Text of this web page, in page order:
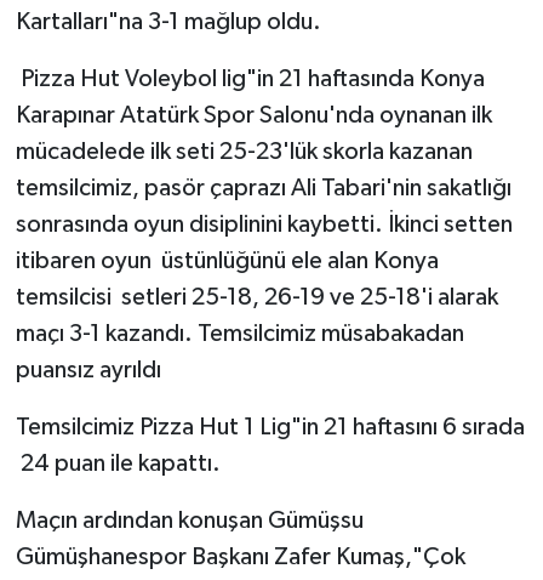
Kartalları"na 3-1 mağlup oldu.
Pizza Hut Voleybol lig"in 21 haftasında Konya
Karapınar Atatürk Spor Salonu'nda oynanan ilk
mücadelede ilk seti 25-23'lük skorla kazanan
temsilcimiz, pasör çaprazı Ali Tabari'nin sakatlığı
sonrasında oyun disiplinini kaybetti. İkinci setten
itibaren oyun üstünlüğünü ele alan Konya
temsilcisi setleri 25-18, 26-19 ve 25-18'i alarak
maçı 3-1 kazandı. Temsilcimiz müsabakadan
puansız ayrıldı
Temsilcimiz Pizza Hut 1 Lig"in 21 haftasını 6 sırada
24 puan ile kapattı.
Maçın ardından konuşan Gümüşsu
Gümüşhanespor Başkanı Zafer Kumaş,"Çok